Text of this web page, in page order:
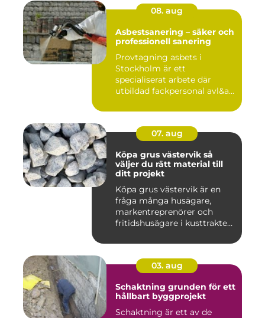
08. aug
Asbestsanering – säker och
professionell sanering
Provtagning asbets i
Stockholm är ett
specialiserat arbete där
utbildad fackpersonal avl&a...
07. aug
Köpa grus västervik så
väljer du rätt material till
ditt projekt
Köpa grus västervik är en
fråga många husägare,
markentreprenörer och
fritidshusägare i kusttrakten
03. aug
Schaktning grunden för ett
hållbart byggprojekt
Schaktning är ett av de